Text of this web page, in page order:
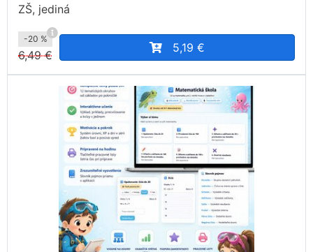
ZŠ, jediná
-20 %
6,49 €
5,19 €